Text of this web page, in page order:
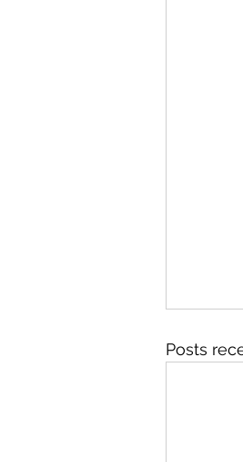
Posts